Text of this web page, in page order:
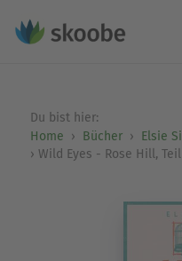
Du bist hier:
Home
Bücher
Elsie
Wild Eyes - Rose Hill,